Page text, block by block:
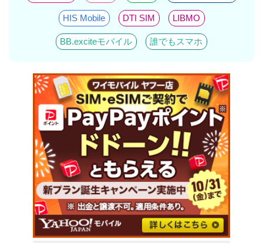
HIS Mobile DTI SIM LIBMO
BB.exciteモバイル 誰でもスマホ